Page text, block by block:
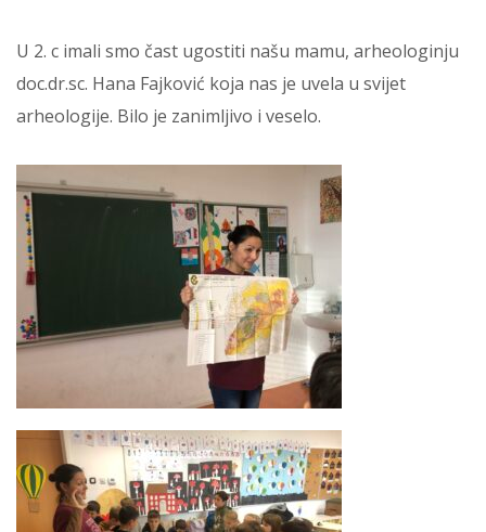
U 2. c imali smo čast ugostiti našu mamu, arheologinju
doc.dr.sc. Hana Fajković koja nas je uvela u svijet
arheologije. Bilo je zanimljivo i veselo.